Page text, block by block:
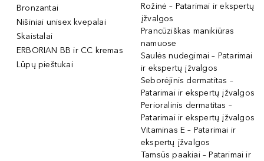
Bronzantai
Nišiniai unisex kvepalai
Skaistalai
ERBORIAN BB ir CC kremas
Lūpų pieštukai
Rožinė – Patarimai ir ekspertų
įžvalgos
Prancūziškas manikiūras
namuose
Saulės nudegimai – Patarimai
ir ekspertų įžvalgos
Seborėjinis dermatitas –
Patarimai ir ekspertų įžvalgos
Perioralinis dermatitas –
Patarimai ir ekspertų įžvalgos
Vitaminas E – Patarimai ir
ekspertų įžvalgos
Tamsūs paakiai – Patarimai ir